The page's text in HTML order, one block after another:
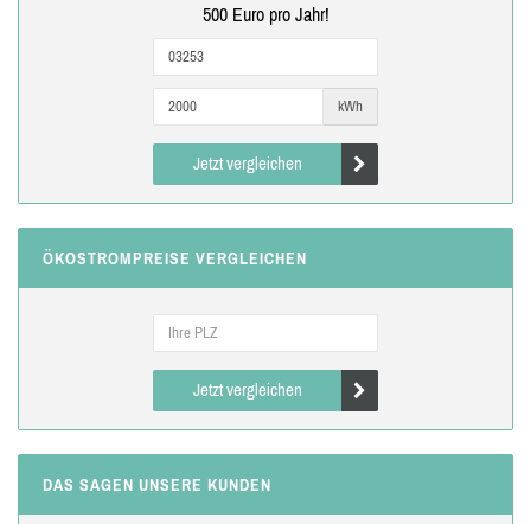
500 Euro pro Jahr!
kWh
Jetzt vergleichen
ÖKOSTROMPREISE VERGLEICHEN
Jetzt vergleichen
DAS SAGEN UNSERE KUNDEN